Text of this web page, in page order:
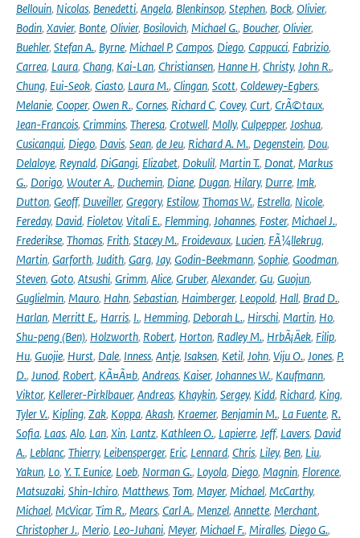
Bellouin, Nicolas, Benedetti, Angela, Blenkinsop, Stephen, Bock, Olivier,
Bodin, Xavier, Bonte, Olivier, Bosilovich, Michael G., Boucher, Olivier,
Buehler, Stefan A., Byrne, Michael P, Campos, Diego, Cappucci, Fabrizio,
Carrea, Laura, Chang, Kai-Lan, Christiansen, Hanne H, Christy, John R.,
Chung, Eui-Seok, Ciasto, Laura M., Clingan, Scott, Coldewey-Egbers,
Melanie, Cooper, Owen R., Cornes, Richard C, Covey, Curt, CrÃ©taux,
Jean-Francois, Crimmins, Theresa, Crotwell, Molly, Culpepper, Joshua,
Cusicanqui, Diego, Davis, Sean, de Jeu, Richard A. M., Degenstein, Dou,
Delaloye, Reynald, DiGangi, Elizabet, Dokulil, Martin T., Donat, Markus
G., Dorigo, Wouter A., Duchemin, Diane, Dugan, Hilary, Durre, Imk,
Dutton, Geoff, Duveiller, Gregory, Estilow, Thomas W., Estrella, Nicole,
Fereday, David, Fioletov, Vitali E., Flemming, Johannes, Foster, Michael J.,
Frederikse, Thomas, Frith, Stacey M., Froidevaux, Lucien, FÃ¼llekrug,
Martin, Garforth, Judith, Garg, Jay, Godin-Beekmann, Sophie, Goodman,
Steven, Goto, Atsushi, Grimm, Alice, Gruber, Alexander, Gu, Guojun,
Guglielmin, Mauro, Hahn, Sebastian, Haimberger, Leopold, Hall, Brad D.,
Harlan, Merritt E., Harris, I., Hemming, Deborah L., Hirschi, Martin, Ho,
Shu-peng (Ben), Holzworth, Robert, Horton, Radley M., HrbÃ¡Äek, Filip,
Hu, Guojie, Hurst, Dale, Inness, Antje, Isaksen, Ketil, John, Viju O., Jones, P.
D., Junod, Robert, KÃ¤Ã¤b, Andreas, Kaiser, Johannes W., Kaufmann,
Viktor, Kellerer-Pirklbauer, Andreas, Khaykin, Sergey, Kidd, Richard, King,
Tyler V., Kipling, Zak, Koppa, Akash, Kraemer, Benjamin M., La Fuente, R.
Sofia, Laas, Alo, Lan, Xin, Lantz, Kathleen O., Lapierre, Jeff, Lavers, David
A., Leblanc, Thierry, Leibensperger, Eric, Lennard, Chris, Liley, Ben, Liu,
Yakun, Lo, Y. T. Eunice, Loeb, Norman G., Loyola, Diego, Magnin, Florence,
Matsuzaki, Shin-Ichiro, Matthews, Tom, Mayer, Michael, McCarthy,
Michael, McVicar, Tim R., Mears, Carl A., Menzel, Annette, Merchant,
Christopher J., Merio, Leo-Juhani, Meyer, Michael F., Miralles, Diego G.,